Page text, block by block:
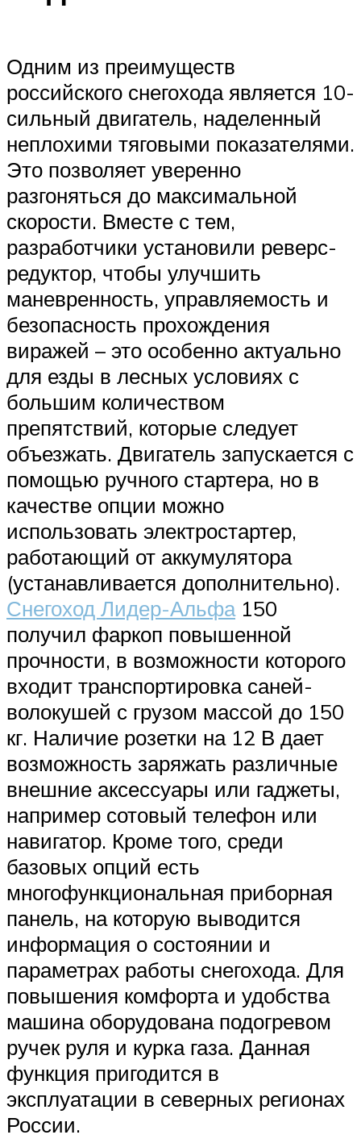
Одним из преимуществ
российского снегохода является 10-
сильный двигатель, наделенный
неплохими тяговыми показателями.
Это позволяет уверенно
разгоняться до максимальной
скорости. Вместе с тем,
разработчики установили реверс-
редуктор, чтобы улучшить
маневренность, управляемость и
безопасность прохождения
виражей – это особенно актуально
для езды в лесных условиях с
большим количеством
препятствий, которые следует
объезжать. Двигатель запускается с
помощью ручного стартера, но в
качестве опции можно
использовать электростартер,
работающий от аккумулятора
(устанавливается дополнительно).
Снегоход Лидер-Альфа150
получил фаркоп повышенной
прочности, в возможности которого
входит транспортировка саней-
волокушей с грузом массой до 150
кг. Наличие розетки на 12 В дает
возможность заряжать различные
внешние аксессуары или гаджеты,
например сотовый телефон или
навигатор. Кроме того, среди
базовых опций есть
многофункциональная приборная
панель, на которую выводится
информация о состоянии и
параметрах работы снегохода. Для
повышения комфорта и удобства
машина оборудована подогревом
ручек руля и курка газа. Данная
функция пригодится в
эксплуатации в северных регионах
России.